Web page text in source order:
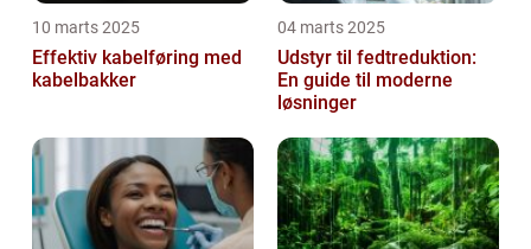
10 marts 2025
Effektiv kabelføring med
kabelbakker
04 marts 2025
Udstyr til fedtreduktion:
En guide til moderne
løsninger